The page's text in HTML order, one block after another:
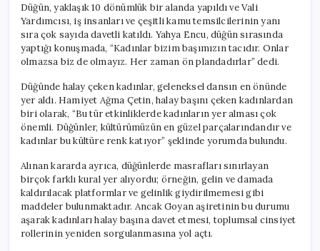
Düğün, yaklaşık 10 dönümlük bir alanda yapıldı ve Vali
Yardımcısı, iş insanları ve çeşitli kamu temsilcilerinin yanı
sıra çok sayıda davetli katıldı. Yahya Encu, düğün sırasında
yaptığı konuşmada, “Kadınlar bizim başımızın tacıdır. Onlar
olmazsa biz de olmayız. Her zaman ön plandadırlar” dedi.
Düğünde halay çeken kadınlar, geleneksel dansın en önünde
yer aldı. Hamiyet Ağma Çetin, halay başını çeken kadınlardan
biri olarak, “Bu tür etkinliklerde kadınların yer alması çok
önemli. Düğünler, kültürümüzün en güzel parçalarındandır ve
kadınlar bu kültüre renk katıyor” şeklinde yorumda bulundu.
Alınan kararda ayrıca, düğünlerde masrafları sınırlayan
birçok farklı kural yer alıyordu; örneğin, gelin ve damada
kaldırılacak platformlar ve gelinlik giydirilmemesi gibi
maddeler bulunmaktadır. Ancak Goyan aşiretinin bu durumu
aşarak kadınları halay başına davet etmesi, toplumsal cinsiyet
rollerinin yeniden sorgulanmasına yol açtı.